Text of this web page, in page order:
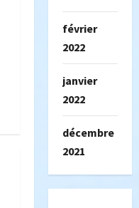
février
2022
janvier
2022
décembre
2021